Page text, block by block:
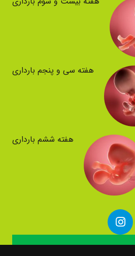
هفته سی و پنجم بارداری
هفته ششم بارداری